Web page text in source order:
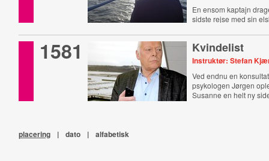
En ensom kaptajn
sidste rejse med sin
1581 Kvindelist
Instruktør: Stefan
Ved endnu en
psykologen Jørgen
Susanne en helt ny
placering | dato | alfabetisk